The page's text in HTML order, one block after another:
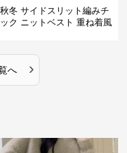
冬 サイドスリット編みチ
ク ニットベスト 重ね着風
へ ›